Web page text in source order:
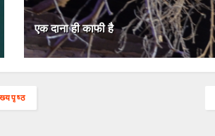
एक दाना ही काफी है